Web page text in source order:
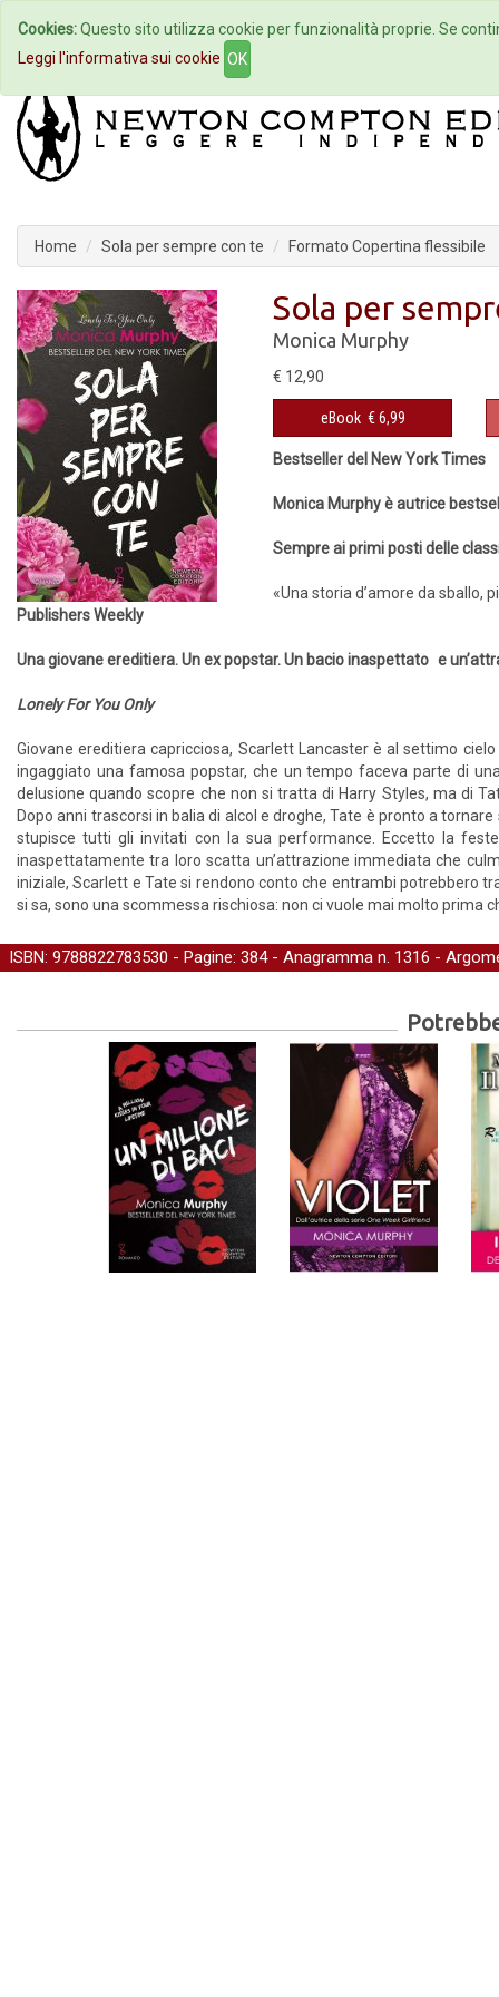
Home Autori Eventi
Home Sola per sempre con te Formato Copertina flessibile
Sola per
Monica Murphy
€ 12,90
eBook € 6,99
Bestseller del New York Times
Monica Murphy è autrice
Sempre ai primi posti delle
«Una storia d’amore da sballo,
Publishers Weekly
Una giovane ereditiera. Un ex popstar. Un bacio inaspettato e
Lonely For You Only
Giovane ereditiera capricciosa, Scarlett Lancaster è al settimo
ingaggiato una famosa popstar, che un tempo faceva parte di
delusione quando scopre che non si tratta di Harry Styles, ma di
Dopo anni trascorsi in balia di alcol e droghe, Tate è pronto a
stupisce tutti gli invitati con la sua performance. Eccetto la
inaspettatamente tra loro scatta un’attrazione immediata che
iniziale, Scarlett e Tate si rendono conto che entrambi potrebbero
si sa, sono una scommessa rischiosa: non ci vuole mai molto prima
ISBN: 9788822783530 - Pagine: 384 - Anagramma n. 1316 -
Cookies:Questo sito utilizza cookie per funzionalità proprie. Se
Leggi l'informativa sui cookie OK